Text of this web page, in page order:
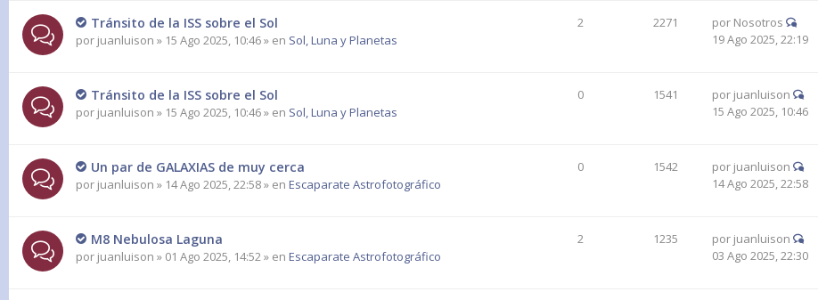
Tránsito de la ISS sobre el Sol
por juanluison » 15 Ago 2025, 10:46 » en Sol, Luna y Planetas
2 2271 por Nosotros
19 Ago 2025, 22:19
Tránsito de la ISS sobre el Sol
por juanluison » 15 Ago 2025, 10:46 » en Sol, Luna y Planetas
0 1541 por juanluison
15 Ago 2025, 10:46
Un par de GALAXIAS de muy cerca
por juanluison » 14 Ago 2025, 22:58 » en Escaparate Astrofotográfico
0 1542 por juanluison
14 Ago 2025, 22:58
M8 Nebulosa Laguna
por juanluison » 01 Ago 2025, 14:52 » en Escaparate Astrofotográfico
2 1235 por juanluison
03 Ago 2025, 22:30